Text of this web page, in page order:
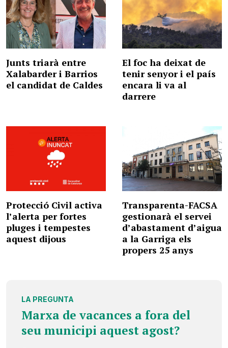
Junts triarà entre
Xalabarder i Barrios
el candidat de Caldes
El foc ha deixat de
tenir senyor i el país
encara li va al
darrere
Protecció Civil activa
l’alerta per fortes
pluges i tempestes
aquest dijous
Transparenta-FACSA
gestionarà el servei
d’abastament d’aigua
a la Garriga els
propers 25 anys
LA PREGUNTA
Marxa de vacances a fora del
seu municipi aquest agost?